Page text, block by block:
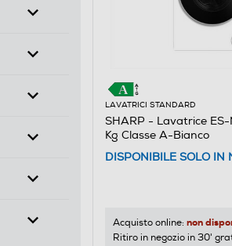
LAVATRICI STANDARD
SHARP - Lavatrice ES-
Kg Classe A-Bianco
DISPONIBILE SOLO IN
Acquisto online: non
Ritiro in negozio in 30'